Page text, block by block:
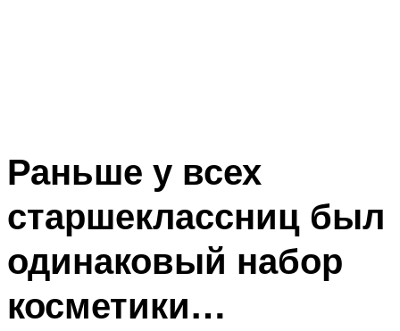
Раньше у всех
старшеклассниц был
одинаковый набор
косметики…